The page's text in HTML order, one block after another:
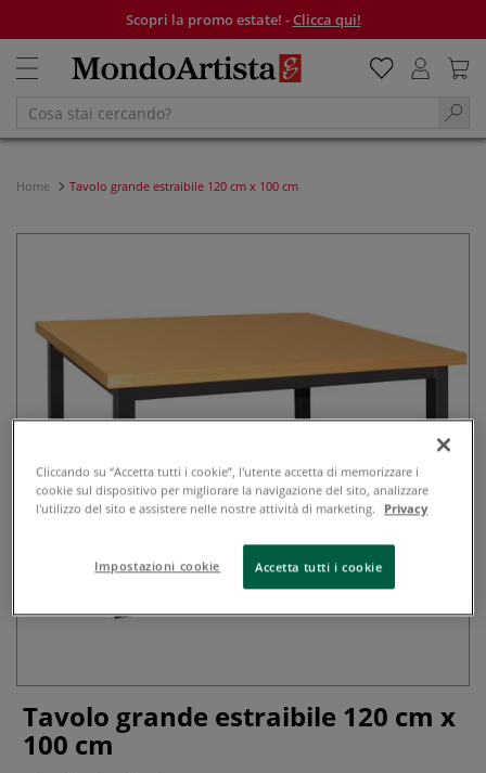
Scopri la promo estate! -Clicca qui!
Home Tavolo grande estraibile 120 cm x 100 cm
Tavolo grande estraibile 120 cm x
100 cm
Cliccando su “Accetta tutti i cookie”, l'utente accetta di memorizzare i
cookie sul dispositivo per migliorare la navigazione del sito, analizzare
l'utilizzo del sito e assistere nelle nostre attività di marketing.
Privacy
Impostazioni cookie Accetta tutti i cookie